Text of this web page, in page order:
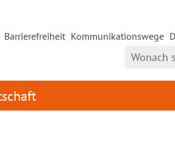
Barrierefreiheit Kommunikationswege